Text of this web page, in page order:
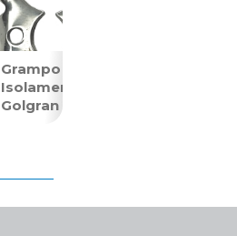
Grampo para
Isolamento 7
Golgran